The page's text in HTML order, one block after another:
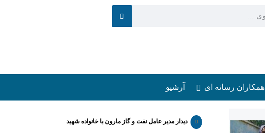
همکاران رسانه ای آرشیو
دیدار مدیر عامل نفت و گاز مارون با خانواده شهید